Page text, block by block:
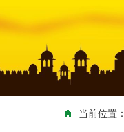
当前位置：